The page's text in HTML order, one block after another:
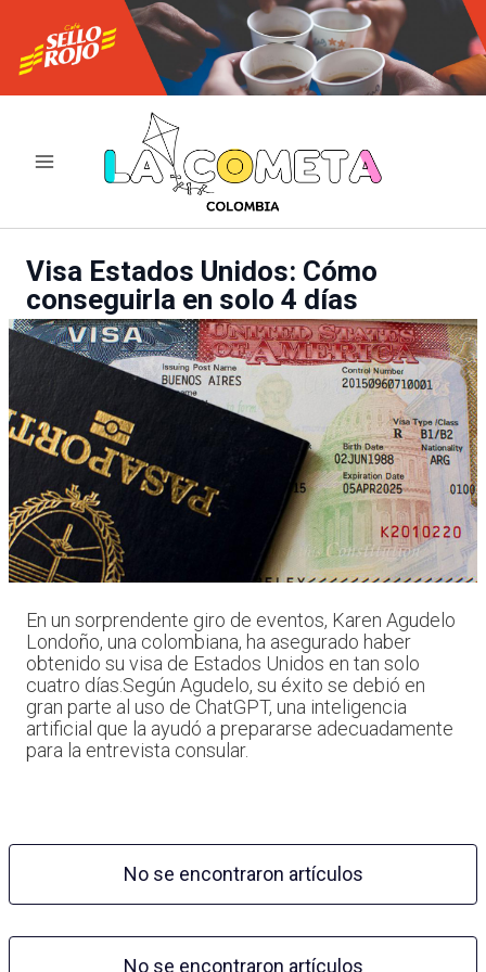
contenido
Visa Estados Unidos: Cómo
conseguirla en solo 4 días
En un sorprendente giro de eventos, Karen Agudelo
Londoño, una colombiana, ha asegurado haber
obtenido su visa de Estados Unidos en tan solo
cuatro días.Según Agudelo, su éxito se debió en
gran parte al uso de ChatGPT, una inteligencia
artificial que la ayudó a prepararse adecuadamente
para la entrevista consular.
No se encontraron artículos
No se encontraron artículos